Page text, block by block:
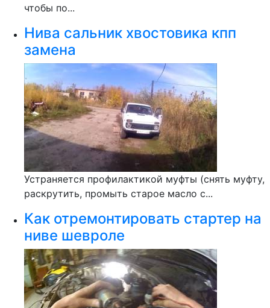
чтобы по...
Нива сальник хвостовика кпп
замена
Устраняется профилактикой муфты (снять муфту,
раскрутить, промыть старое масло с...
Как отремонтировать стартер на
ниве шевроле